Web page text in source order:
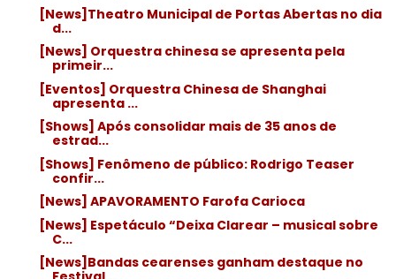
[News]Theatro Municipal de Portas Abertas no dia
d...
[News] Orquestra chinesa se apresenta pela
primeir...
[Eventos] Orquestra Chinesa de Shanghai
apresenta ...
[Shows] Após consolidar mais de 35 anos de
estrad...
[Shows] Fenômeno de público: Rodrigo Teaser
confir...
[News] APAVORAMENTO Farofa Carioca
[News] Espetáculo “Deixa Clarear – musical sobre
C...
[News]Bandas cearenses ganham destaque no